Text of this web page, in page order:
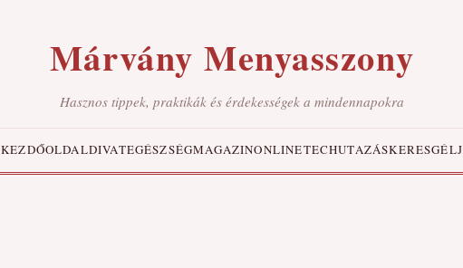
Márvány Menyasszony
Hasznos tippek, praktikák és érdekességek a mindennapokra
KEZDŐOLDALDIVATEGÉSZSÉGMAGAZINONLINETECHUTAZÁSKERESGÉLJ